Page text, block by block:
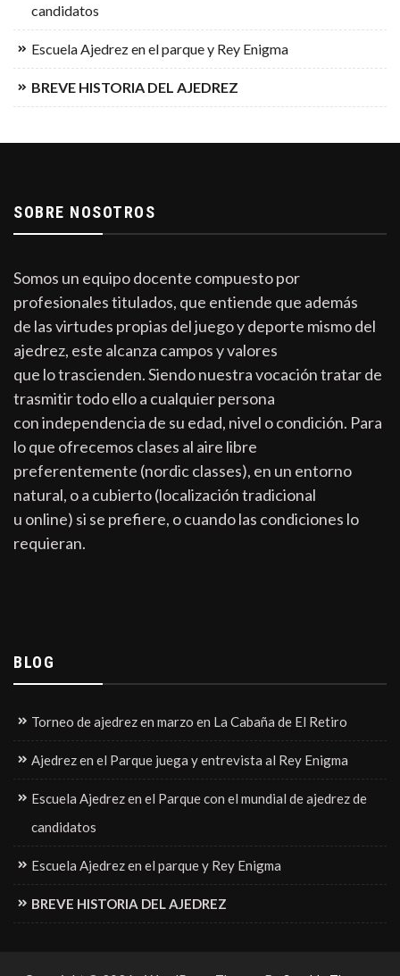
candidatos
Escuela Ajedrez en el parque y Rey Enigma
BREVE HISTORIA DEL AJEDREZ
SOBRE NOSOTROS
Somos un equipo docente compuesto por
profesionales titulados, que entiende que además
de las virtudes propias del juego y deporte mismo del
ajedrez, este alcanza campos y valores
que lo trascienden. Siendo nuestra vocación tratar de
trasmitir todo ello a cualquier persona
con independencia de su edad, nivel o condición. Para
lo que ofrecemos clases al aire libre
preferentemente (nordic classes), en un entorno
natural, o a cubierto (localización tradicional
u online) si se prefiere, o cuando las condiciones lo
requieran.
BLOG
Torneo de ajedrez en marzo en La Cabaña de El Retiro
Ajedrez en el Parque juega y entrevista al Rey Enigma
Escuela Ajedrez en el Parque con el mundial de ajedrez de
candidatos
Escuela Ajedrez en el parque y Rey Enigma
BREVE HISTORIA DEL AJEDREZ